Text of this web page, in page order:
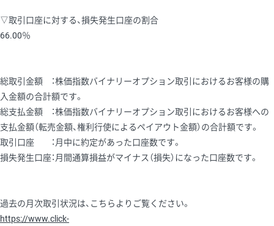
▽取引口座に対する、損失発生口座の割合
66.00％
総取引金額 ：株価指数バイナリーオプション取引におけるお客様の購
入金額の合計額です。
総支払金額 ：株価指数バイナリーオプション取引におけるお客様への
支払金額（転売金額、権利行使によるペイアウト金額）の合計額です。
取引口座 ：月中に約定があった口座数です。
損失発生口座：月間通算損益がマイナス（損失）になった口座数です。
過去の月次取引状況は、こちらよりご覧ください。
https://www.click-